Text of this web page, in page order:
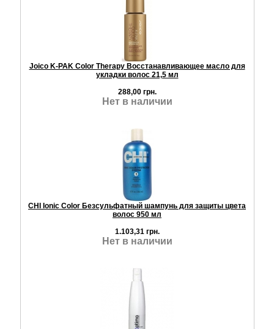
Joico K-PAK Color Therapy Восстанавливающее масло для
укладки волос 21,5 мл
288,00 грн.
Нет в наличии
CHI Ionic Color Безсульфатный шампунь для защиты цвета
волос 950 мл
1.103,31 грн.
Нет в наличии